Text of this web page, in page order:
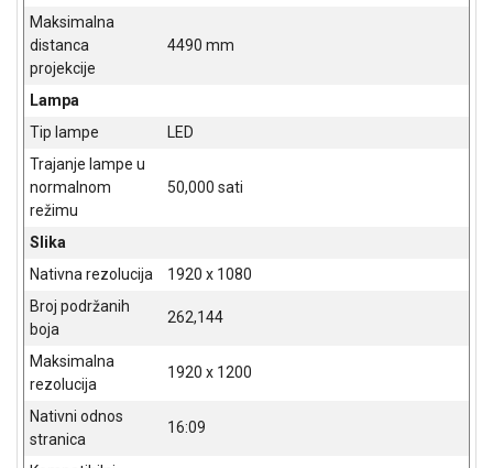
SOFTWARE
KABLOVI I
ADAPTERI
KANCELARIJSKI
MATERIJAL
SVE
KUĆU
PRIBOR
BICIKLE
ALAT I
Maksimalna
distanca
projekcije
4490 mm
Lampa
Tip lampe
LED
Trajanje lampe u
normalnom
režimu
50,000 sati
Slika
Nativna rezolucija
1920 x 1080
Broj podržanih
boja
262,144
Maksimalna
rezolucija
1920 x 1200
Nativni odnos
stranica
16:09